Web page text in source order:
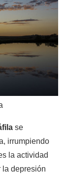
se
irrumpiendo
la actividad
la depresión